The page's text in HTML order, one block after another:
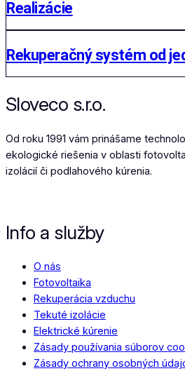
Realizácie
Rekuperačný systém od
Sloveco s.r.o.
Od roku 1991 vám prinášame
ekologické riešenia v oblasti
izolácií či podlahového kúrenia.
Info a služby
O nás
Fotovoltaika
Rekuperácia vzduchu
Tekuté izolácie
Elektrické kúrenie
Zásady používania súborov
Zásady ochrany osobných